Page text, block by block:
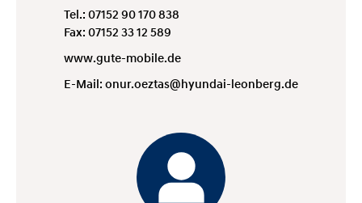
Tel.: 07152 90 170 838
Fax: 07152 33 12 589
www.gute-mobile.de
E-Mail: onur.oeztas@hyundai-leonberg.de